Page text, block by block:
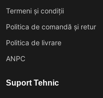
Termeni și condiții
Politica de comandă și retur
Politica de livrare
ANPC
Suport Tehnic